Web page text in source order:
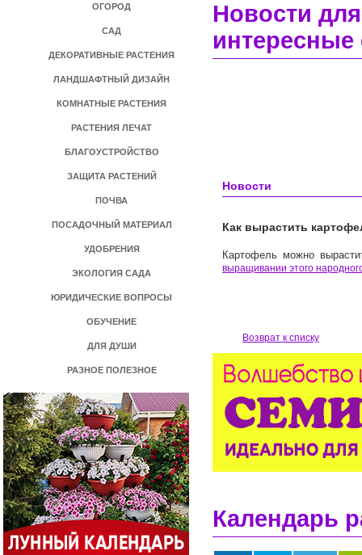
ОГОРОД
САД
ДЕКОРАТИВНЫЕ РАСТЕНИЯ
ЛАНДШАФТНЫЙ ДИЗАЙН
КОМНАТНЫЕ РАСТЕНИЯ
РАСТЕНИЯ ЛЕЧАТ
БЛАГОУСТРОЙСТВО
ЗАЩИТА РАСТЕНИЙ
ПОЧВА
ПОСАДОЧНЫЙ МАТЕРИАЛ
УДОБРЕНИЯ
ЭКОЛОГИЯ САДА
ЮРИДИЧЕСКИЕ ВОПРОСЫ
ОБУЧЕНИЕ
ДЛЯ ДУШИ
РАЗНОЕ ПОЛЕЗНОЕ
Новости
Новости
Как вырастить
Картофель можно
выращивании этого
Возврат к списку
Календарь